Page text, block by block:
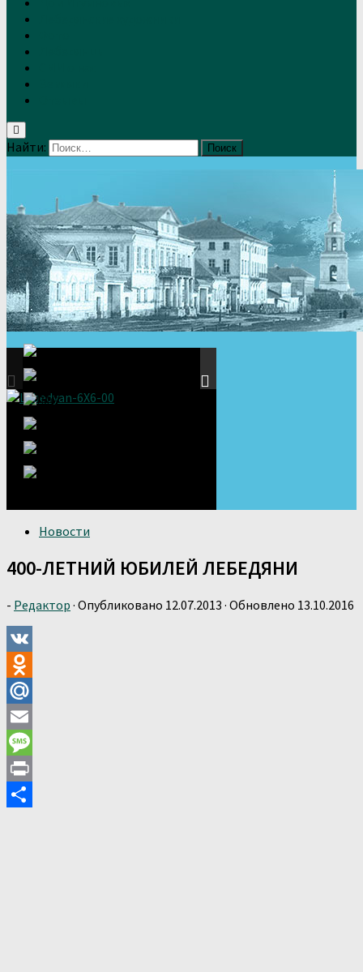
Найти:
Новости
400-ЛЕТНИЙ ЮБИЛЕЙ ЛЕБЕДЯНИ
- Редактор · Опубликовано 12.07.2013 · Обновлено 13.10.2016
VK
Odnoklassniki
Mail.Ru
Email
Message
Print